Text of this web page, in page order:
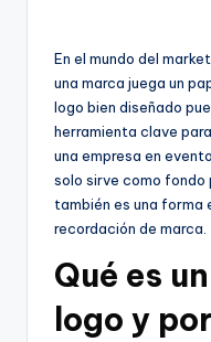
En el mundo del
una marca juega un
logo bien diseñado
herramienta clave
una empresa en
solo sirve como
también es una
recordación de marca.
Qué es
logo y